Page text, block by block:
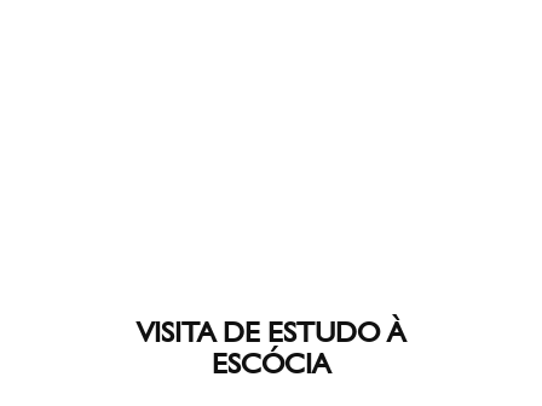
VISITA DE ESTUDO À
ESCÓCIA